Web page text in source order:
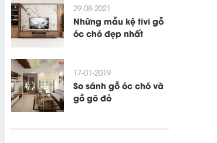
29-08-2021
Những mẫu kệ tivi gỗ
óc chó đẹp nhất
17-01-2019
So sánh gỗ óc chó và
gỗ gõ đỏ